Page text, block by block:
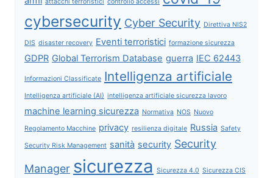
attacchi terroristici controllo accessi
cybersecurity Cyber Security Direttiva NIS2
DIS disaster recovery Eventi terroristici formazione sicurezza
GDPR Global Terrorism Database guerra IEC 62443
Informazioni Classificate Intelligenza artificiale
Intelligenza artificiale (AI) intelligenza artificiale sicurezza lavoro
machine learning sicurezza Normativa NOS Nuovo
Regolamento Macchine privacy resilienza digitale Russia Safety
Security Risk Management sanità security Security
Manager sicurezza Sicurezza 4.0 Sicurezza CIS